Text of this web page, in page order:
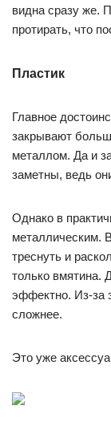
видна сразу же.
протирать, что
Пластик
Главное
закрывают
металлом. Да и
заметны, ведь
Однако в
металлическим.
треснуть и
только вмятина.
эффектно. Из-за
сложнее.
Это уже